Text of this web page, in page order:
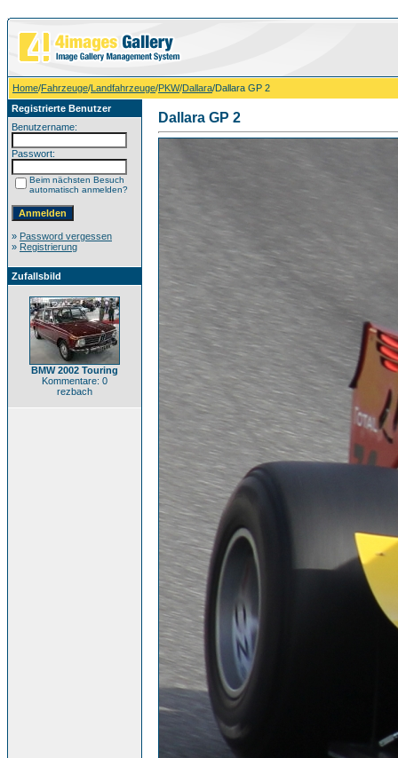
Home/Fahrzeuge/Landfahrzeuge/PKW/Dallara/Dallara GP 2
Registrierte Benutzer
Benutzername:
Passwort:
Beim nächsten Besuch
automatisch anmelden?
» Password vergessen
» Registrierung
Zufallsbild
BMW 2002 Touring
Kommentare: 0
rezbach
Dallara GP 2